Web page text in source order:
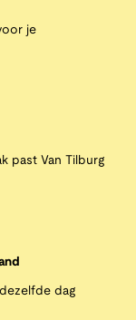
je
past Van Tilburg
dag